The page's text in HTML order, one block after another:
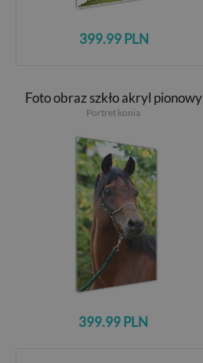
399.99 PLN
Foto obraz szkło akryl pionowy
Portret konia
399.99 PLN